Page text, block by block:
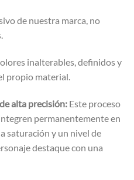
de nuestra marca, no
inalterables, definidos y
propio material.
alta precisión:Este proceso
permanentemente en
saturación y un nivel de
destaque con una